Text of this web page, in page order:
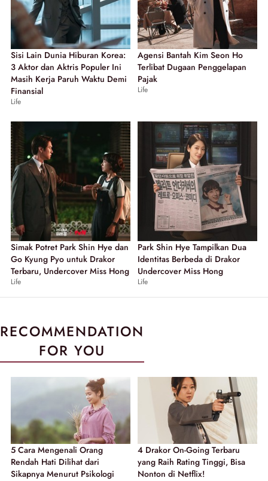
Sisi Lain Dunia Hiburan Korea:
3 Aktor dan Aktris Populer Ini
Masih Kerja Paruh Waktu Demi
Finansial
Life
Agensi Bantah Kim Seon Ho
Terlibat Dugaan Penggelapan
Pajak
Life
Simak Potret Park Shin Hye dan
Go Kyung Pyo untuk Drakor
Terbaru, Undercover Miss Hong
Life
Park Shin Hye Tampilkan Dua
Identitas Berbeda di Drakor
Undercover Miss Hong
Life
RECOMMENDATION
FOR YOU
5 Cara Mengenali Orang
Rendah Hati Dilihat dari
Sikapnya Menurut Psikologi
4 Drakor On-Going Terbaru
yang Raih Rating Tinggi, Bisa
Nonton di Netflix!